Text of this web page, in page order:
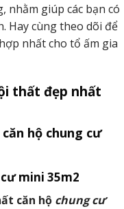
nhằm giúp các bạn có
Hay cùng theo dõi để
nhất cho tổ ấm gia
thất đẹp nhất
hộ chung cư
mini 35m2
căn hộ chung cư